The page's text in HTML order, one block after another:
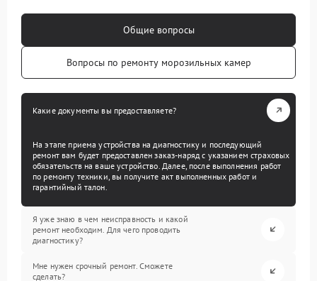
Общие вопросы
Вопросы по ремонту морозильных камер
Какие документы вы предоставляете?
На этапе приема устройства на диагностику и последующий
ремонт вам будет предоставлен заказ-наряд с указанием страховых
обязательств на ваше устройство. Далее, после выполнения работ
по ремонту техники, вы получите акт выполненных работ и
гарантийный талон.
Я уже знаю в чем неисправность и какой
ремонт необходим. Для чего проводить
диагностику?
Мне нужен срочный ремонт. Сможете
сделать?